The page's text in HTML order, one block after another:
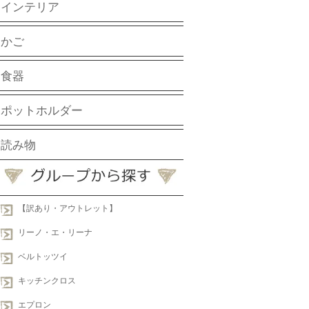
インテリア
かご
食器
ポットホルダー
読み物
【訳あり・アウトレット】
リーノ・エ・リーナ
ベルトッツイ
キッチンクロス
エプロン